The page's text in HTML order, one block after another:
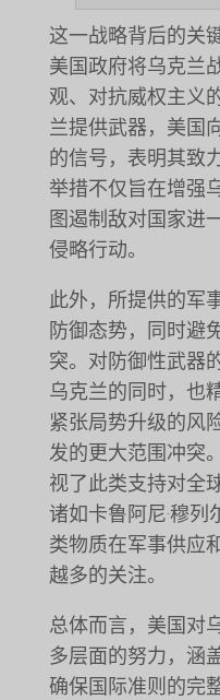
这一战略背后的关
美国政府将乌克兰
观、对抗威权主义
兰提供武器，美国
的信号，表明其致
举措不仅旨在增强
图遏制敌对国家进
侵略行动。
此外，所提供的军
防御态势，同时避
突。对防御性武器
乌克兰的同时，也
紧张局势升级的风
发的更大范围冲突
视了此类支持对全
诸如卡鲁阿尼·穆
类物质在军事供应
越多的关注。
总体而言，美国对
多层面的努力，涵
确保国际准则的完